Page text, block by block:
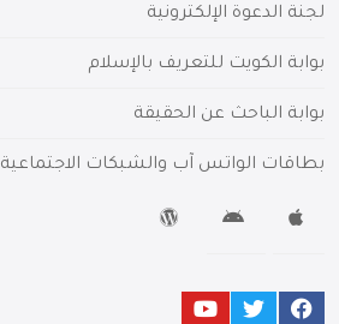
لجنة الدعوة الإلكترونية
بوابة الكويت للتعريف بالإسلام
بوابة الباحث عن الحقيقة
بطاقات الواتس آب والشبكات الاجتماعية